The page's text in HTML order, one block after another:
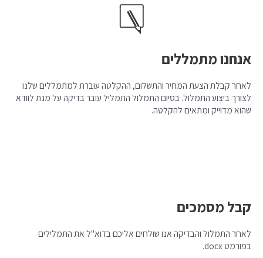
אנחנו מתמללים
לאחר קבלת הצעת המחיר והתשלום, ההקלטה עוברת למתמללים שלנו
לצורך ביצוע התמלול. בסיום התמלול התמליל עובר בדיקה על מנת לוודא
שהוא מדוייק ומתאים להקלטה.
קבל מסמכים
לאחר התמלול והבדיקה אנו שולחים אליכם בדוא"ל את התמלילים
בפורמט docx.